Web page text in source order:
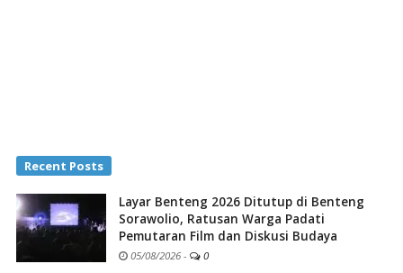
Recent Posts
Layar Benteng 2026 Ditutup di Benteng
Sorawolio, Ratusan Warga Padati
Pemutaran Film dan Diskusi Budaya
05/08/2026 - 0